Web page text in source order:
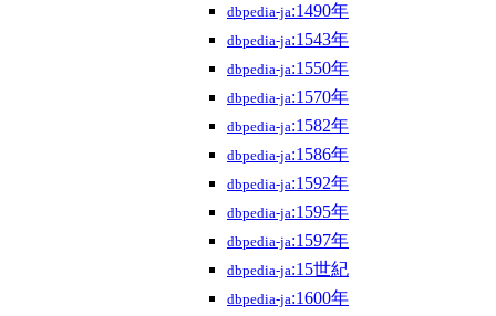
dbpedia-ja:1490年
dbpedia-ja:1543年
dbpedia-ja:1550年
dbpedia-ja:1570年
dbpedia-ja:1582年
dbpedia-ja:1586年
dbpedia-ja:1592年
dbpedia-ja:1595年
dbpedia-ja:1597年
dbpedia-ja:15世紀
dbpedia-ja:1600年